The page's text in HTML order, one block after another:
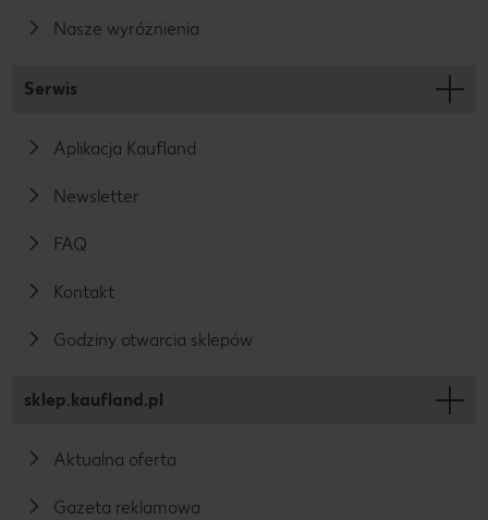
a
i produkcji
miejscach.
Nasze wyróżnienia
Serwis
Aplikacja Kaufland
Newsletter
FAQ
Kontakt
Godziny otwarcia sklepów
sklep.kaufland.pl
Aktualna oferta
Gazeta reklamowa